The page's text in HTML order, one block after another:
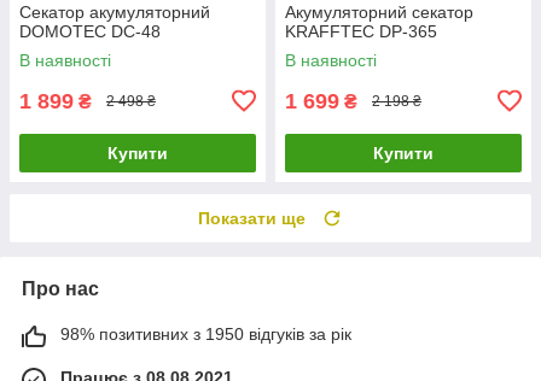
Секатор акумуляторний
DOMOTEC DC-48
В наявності
1 899 ₴ 2 498 ₴
Купити
Акумуляторний секатор
KRAFFTEC DP-365
В наявності
1 699 ₴ 2 198 ₴
Купити
Показати ще
Про нас
98% позитивних з 1950 відгуків за рік